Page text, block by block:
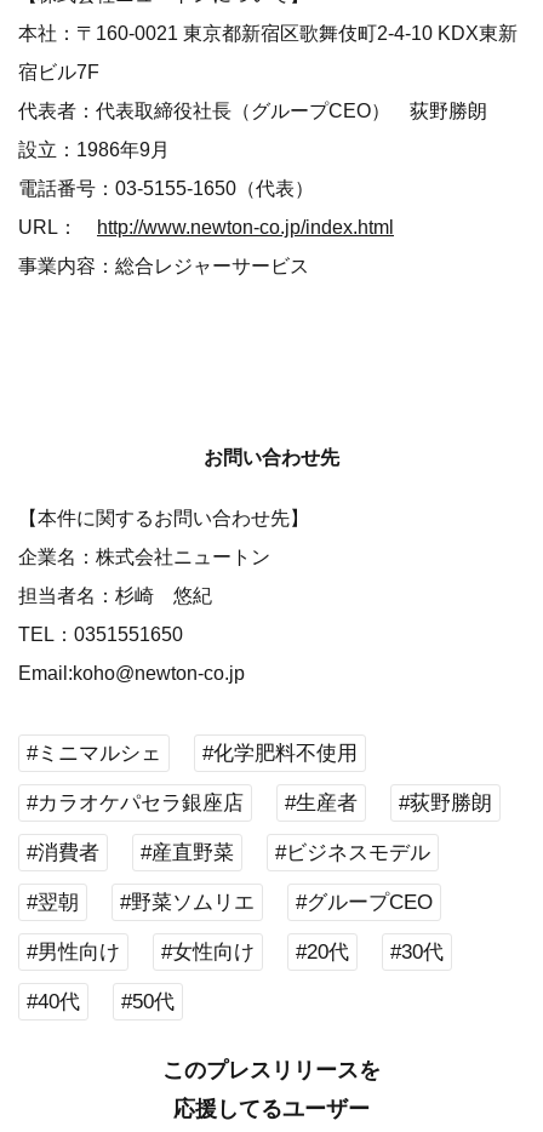
本社：〒160-0021 東京都新宿区歌舞伎町2-4-10 KDX東新
宿ビル7F
代表者：代表取締役社長（グループCEO） 荻野勝朗
設立：1986年9月
電話番号：03-5155-1650（代表）
URL： http://www.newton-co.jp/index.html
事業内容：総合レジャーサービス
お問い合わせ先
【本件に関するお問い合わせ先】
企業名：株式会社ニュートン
担当者名：杉崎 悠紀
TEL：0351551650
Email:koho@newton-co.jp
#ミニマルシェ #化学肥料不使用
#カラオケパセラ銀座店 #生産者 #荻野勝朗
#消費者 #産直野菜 #ビジネスモデル
#翌朝 #野菜ソムリエ #グループCEO
#男性向け #女性向け #20代 #30代
#40代 #50代
このプレスリリースを
応援してるユーザー